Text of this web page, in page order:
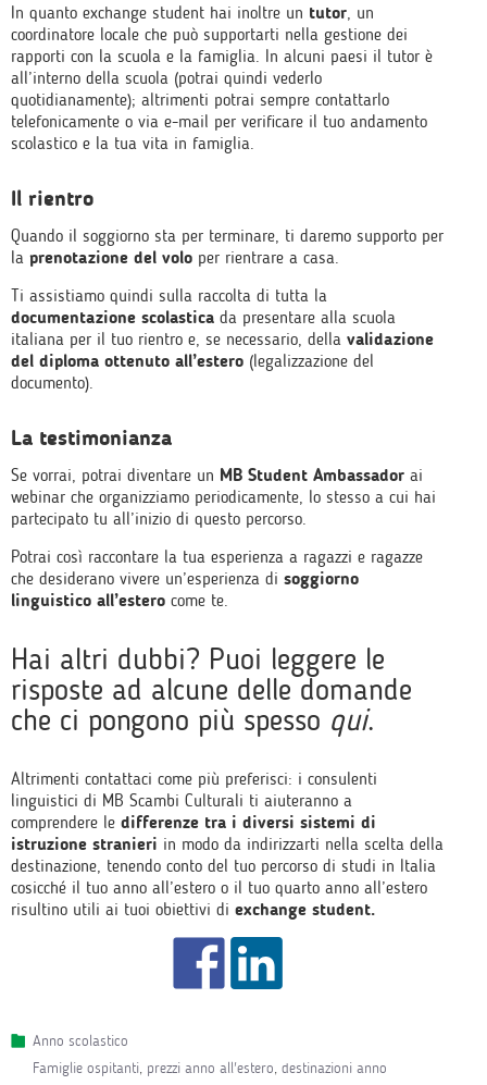
In quanto exchange student hai inoltre un tutor , un
coordinatore locale che può supportarti nella gestione dei
rapporti con la scuola e la famiglia. In alcuni paesi il tutor è
all’interno della scuola (potrai quindi vederlo
quotidianamente); altrimenti potrai sempre contattarlo
telefonicamente o via e-mail per verificare il tuo andamento
scolastico e la tua vita in famiglia.
Il rientro
Quando il soggiorno sta per terminare, ti daremo supporto per
la prenotazione del volo per rientrare a casa.
Ti assistiamo quindi sulla raccolta di tutta la
documentazione scolastica da presentare alla scuola
italiana per il tuo rientro e, se necessario, della validazione
del diploma ottenuto all’estero (legalizzazione del
documento).
La testimonianza
Se vorrai, potrai diventare un MB Student Ambassador ai
webinar che organizziamo periodicamente, lo stesso a cui hai
partecipato tu all’inizio di questo percorso.
Potrai così raccontare la tua esperienza a ragazzi e ragazze
che desiderano vivere un’esperienza di soggiorno
linguistico all’estero come te.
Hai altri dubbi? Puoi leggere le
risposte ad alcune delle domande
che ci pongono più spesso qui.
Altrimenti contattaci come più preferisci: i consulenti
linguistici di MB Scambi Culturali ti aiuteranno a
comprendere le differenze tra i diversi sistemi di
istruzione stranieri in modo da indirizzarti nella scelta della
destinazione, tenendo conto del tuo percorso di studi in Italia
cosicché il tuo anno all’estero o il tuo quarto anno all’estero
risultino utili ai tuoi obiettivi di exchange student.
Anno scolastico
famiglie ospitanti, prezzi anno all'estero, destinazioni anno